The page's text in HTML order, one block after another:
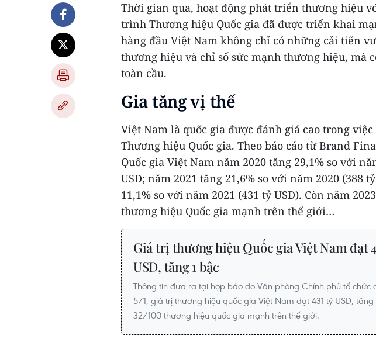
Thời gian qua, hoạt động phát triển thương hiệu
trình Thương hiệu Quốc gia đã được triển khai
hàng đầu Việt Nam không chỉ có những cải tiến
thương hiệu và chỉ số sức mạnh thương hiệu, mà
toàn cầu.
Gia tăng vị thế
Việt Nam là quốc gia được đánh giá cao trong
Thương hiệu Quốc gia. Theo báo cáo từ Brand
Quốc gia Việt Nam năm 2020 tăng 29,1% so với
USD; năm 2021 tăng 21,6% so với năm 2020 (388
11,1% so với năm 2021 (431 tỷ USD). Còn năm
thương hiệu Quốc gia mạnh trên thế giới…
Giá trị thương hiệu Quốc gia Việt Nam đạt
USD, tăng 1 bậc
Thông tin đưa ra tại họp báo do Văn phòng Chính phủ tổ chức
5/1, giá trị thương hiệu quốc gia Việt Nam đạt 431 tỷ USD, tăng
32/100 thương hiệu quốc gia mạnh trên thế giới.